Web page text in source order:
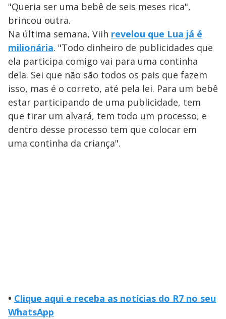
"Queria ser uma bebê de seis meses rica",
brincou outra.
Na última semana, Viih revelou que Lua já é
milionária. "Todo dinheiro de publicidades que
ela participa comigo vai para uma continha
dela. Sei que não são todos os pais que fazem
isso, mas é o correto, até pela lei. Para um bebê
estar participando de uma publicidade, tem
que tirar um alvará, tem todo um processo, e
dentro desse processo tem que colocar em
uma continha da criança".
• Clique aqui e receba as notícias do R7 no seu
WhatsApp